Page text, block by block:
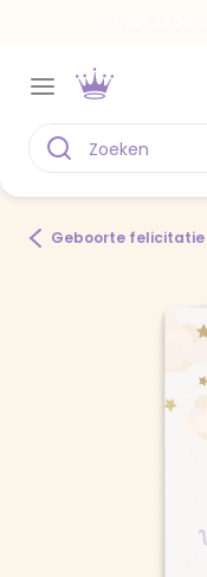
Geboorte felicitatie